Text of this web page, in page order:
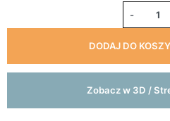
-
DODAJ DO
Zobacz w 3D /